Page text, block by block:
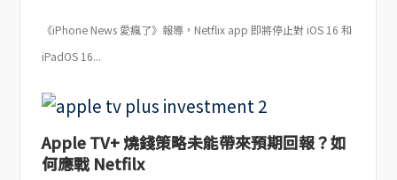
《iPhone News 愛瘋了》報導，Netflix app 即將停止對 iOS 16 和
iPadOS 16...
Apple TV+ 燒錢策略未能帶來預期回報？如
何應戰 Netfilx